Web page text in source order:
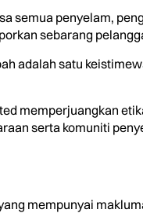
semua penyelam,
sebarang
adalah satu
memperjuangkan
serta komuniti
mempunyai